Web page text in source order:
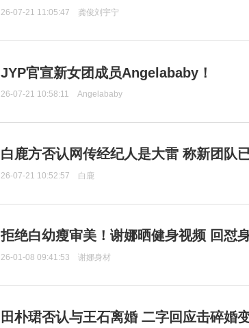
26-07-21 11:05:47 龚俊刘宇宁
JYP官宣新女团成员Angelababy！
26-07-21 10:58:11 Angelababy
白鹿方否认网传经纪人是大雷 称新团队
26-07-21 10:52:57 白鹿
拒绝白幼瘦审美！谢娜晒健身视频 回怼
26-01-08 09:41:53 谢娜身材
田朴珺否认与王石离婚 二字回应击碎婚